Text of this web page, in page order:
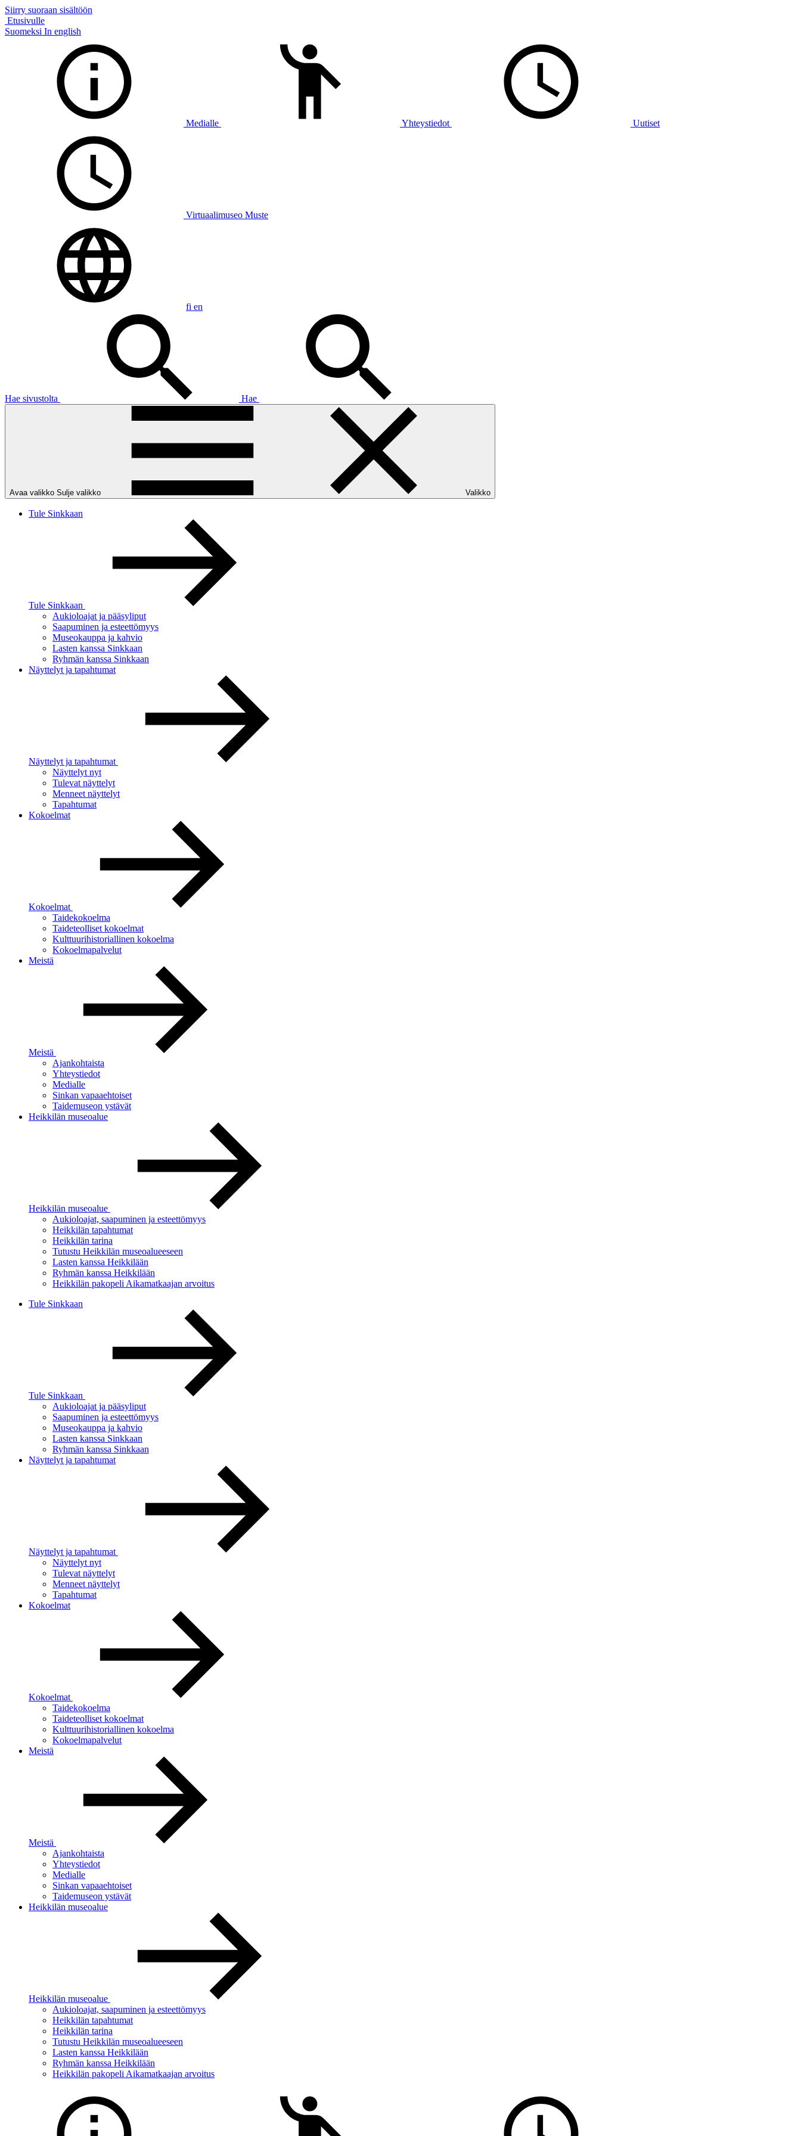
Siirry suoraan sisältöön
Etusivulle
Suomeksi In english
Medialle Yhteystiedot Uutiset
Virtuaalimuseo Muste
fi en
Hae sivustolta Hae
Avaa valikko Sulje valikko Valikko
Tule Sinkkaan
Tule Sinkkaan
Aukioloajat ja pääsyliput
Saapuminen ja esteettömyys
Museokauppa ja kahvio
Lasten kanssa Sinkkaan
Ryhmän kanssa Sinkkaan
Näyttelyt ja tapahtumat
Näyttelyt ja tapahtumat
Näyttelyt nyt
Tulevat näyttelyt
Menneet näyttelyt
Tapahtumat
Kokoelmat
Kokoelmat
Taidekokoelma
Taideteolliset kokoelmat
Kulttuurihistoriallinen kokoelma
Kokoelmapalvelut
Meistä
Meistä
Ajankohtaista
Yhteystiedot
Medialle
Sinkan vapaaehtoiset
Taidemuseon ystävät
Heikkilän museoalue
Heikkilän museoalue
Aukioloajat, saapuminen ja esteettömyys
Heikkilän tapahtumat
Heikkilän tarina
Tutustu Heikkilän museoalueeseen
Lasten kanssa Heikkilään
Ryhmän kanssa Heikkilään
Heikkilän pakopeli Aikamatkaajan arvoitus
Tule Sinkkaan
Tule Sinkkaan
Aukioloajat ja pääsyliput
Saapuminen ja esteettömyys
Museokauppa ja kahvio
Lasten kanssa Sinkkaan
Ryhmän kanssa Sinkkaan
Näyttelyt ja tapahtumat
Näyttelyt ja tapahtumat
Näyttelyt nyt
Tulevat näyttelyt
Menneet näyttelyt
Tapahtumat
Kokoelmat
Kokoelmat
Taidekokoelma
Taideteolliset kokoelmat
Kulttuurihistoriallinen kokoelma
Kokoelmapalvelut
Meistä
Meistä
Ajankohtaista
Yhteystiedot
Medialle
Sinkan vapaaehtoiset
Taidemuseon ystävät
Heikkilän museoalue
Heikkilän museoalue
Aukioloajat, saapuminen ja esteettömyys
Heikkilän tapahtumat
Heikkilän tarina
Tutustu Heikkilän museoalueeseen
Lasten kanssa Heikkilään
Ryhmän kanssa Heikkilään
Heikkilän pakopeli Aikamatkaajan arvoitus